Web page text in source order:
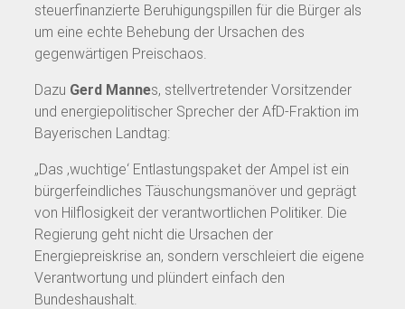
steuerfinanzierte Beruhigungspillen für die Bürger als
um eine echte Behebung der Ursachen des
gegenwärtigen Preischaos.
Dazu Gerd Mannes, stellvertretender Vorsitzender
und energiepolitischer Sprecher der AfD-Fraktion im
Bayerischen Landtag:
„Das ‚wuchtige‘ Entlastungspaket der Ampel ist ein
bürgerfeindliches Täuschungsmanöver und geprägt
von Hilflosigkeit der verantwortlichen Politiker. Die
Regierung geht nicht die Ursachen der
Energiepreiskrise an, sondern verschleiert die eigene
Verantwortung und plündert einfach den
Bundeshaushalt.